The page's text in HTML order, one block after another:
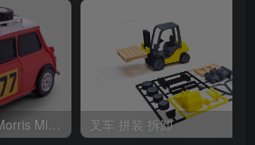
叉车 拼装 拆卸